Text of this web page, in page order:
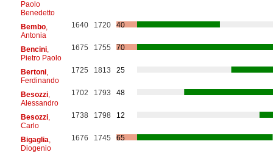
Paolo
Benedetto
Bembo,
Antonia
1640 1720 40
Bencini,
Pietro Paolo
1675 1755 70
Bertoni,
Ferdinando
1725 1813 25
Besozzi,
Alessandro
1702 1793 48
Besozzi,
Carlo
1738 1798 12
Bigaglia
Diogenio
1676 1745 65